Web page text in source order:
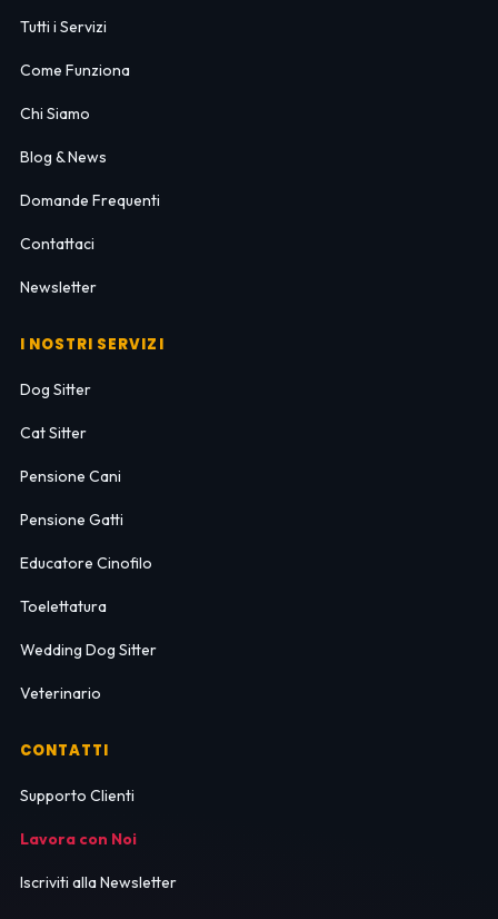
Tutti i Servizi
Come Funziona
Chi Siamo
Blog & News
Domande Frequenti
Contattaci
Newsletter
I NOSTRI SERVIZI
Dog Sitter
Cat Sitter
Pensione Cani
Pensione Gatti
Educatore Cinofilo
Toelettatura
Wedding Dog Sitter
Veterinario
CONTATTI
Supporto Clienti
Lavora con Noi
Iscriviti alla Newsletter